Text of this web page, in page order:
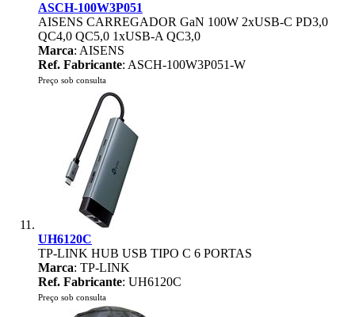
ASCH-100W3P051
AISENS CARREGADOR GaN 100W 2xUSB-C PD3,0
QC4,0 QC5,0 1xUSB-A QC3,0
Marca: AISENS
Ref. Fabricante: ASCH-100W3P051-W
Preço sob consulta
UH6120C
TP-LINK HUB USB TIPO C 6 PORTAS
Marca: TP-LINK
Ref. Fabricante: UH6120C
Preço sob consulta